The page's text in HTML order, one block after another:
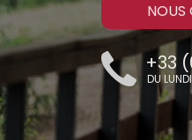
NOUS
+33
DU